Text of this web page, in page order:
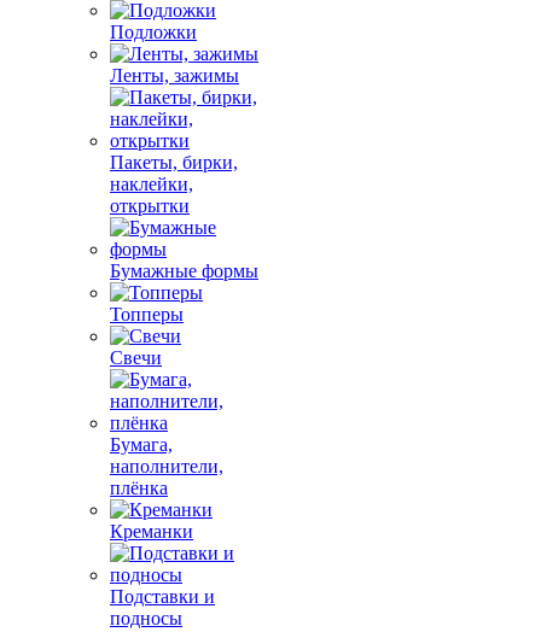
Подложки
Ленты, зажимы
Пакеты, бирки,
наклейки,
открытки
Бумажные формы
Топперы
Свечи
Бумага,
наполнители,
плёнка
Креманки
Подставки и
подносы